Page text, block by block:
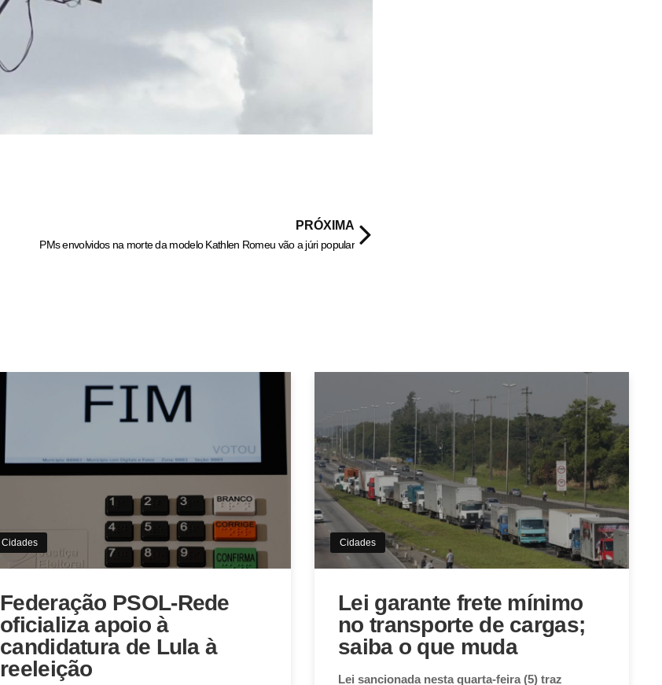
PRÓXIMA
PMs envolvidos na morte da modelo Kathlen Romeu vão a júri popular
Cidades
Federação PSOL-Rede
oficializa apoio à
candidatura de Lula à
reeleição
Cidades
Lei garante frete mínimo
no transporte de cargas;
saiba o que muda
Lei sancionada nesta quarta-feira (5) traz